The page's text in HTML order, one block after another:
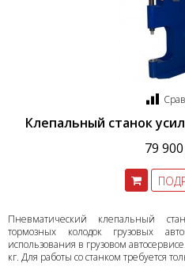
Клепальный станок
79
Пневматический клепальный
тормозных колодок грузовых
использования в грузовом
кг. Для работы со станком требуется